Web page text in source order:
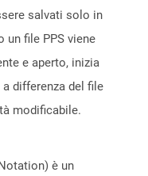
salvati solo in
un file PPS viene
e aperto, inizia
differenza del file
modificabile.
è un